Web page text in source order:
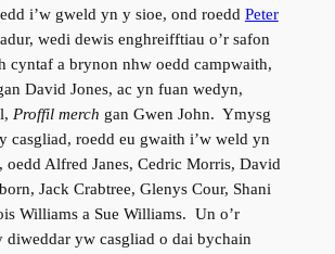
i’w gweld yn y sioe, ond roedd Peter
wedi dewis enghreifftiau o’r safon
cyntaf a brynon nhw oedd campwaith,
David Jones, ac yn fuan wedyn,
Proffil merch gan Gwen John. Ymysg
casgliad, roedd eu gwaith i’w weld yn
oedd Alfred Janes, Cedric Morris, David
Jack Crabtree, Glenys Cour, Shani
Williams a Sue Williams. Un o’r
diweddar yw casgliad o dai bychain